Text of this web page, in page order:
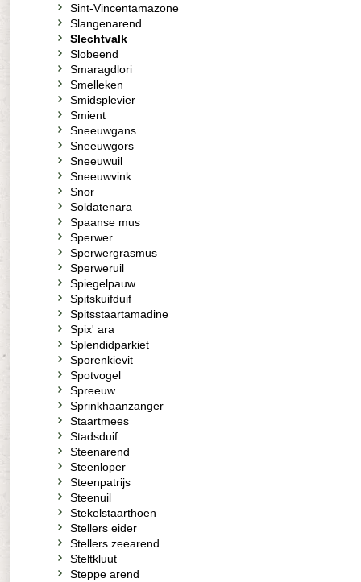
Sint-Vincentamazone
Slangenarend
Slechtvalk
Slobeend
Smaragdlori
Smelleken
Smidsplevier
Smient
Sneeuwgans
Sneeuwgors
Sneeuwuil
Sneeuwvink
Snor
Soldatenara
Spaanse mus
Sperwer
Sperwergrasmus
Sperweruil
Spiegelpauw
Spitskuifduif
Spitsstaartamadine
Spix' ara
Splendidparkiet
Sporenkievit
Spotvogel
Spreeuw
Sprinkhaanzanger
Staartmees
Stadsduif
Steenarend
Steenloper
Steenpatrijs
Steenuil
Stekelstaarthoen
Stellers eider
Stellers zeearend
Steltkluut
Steppe arend